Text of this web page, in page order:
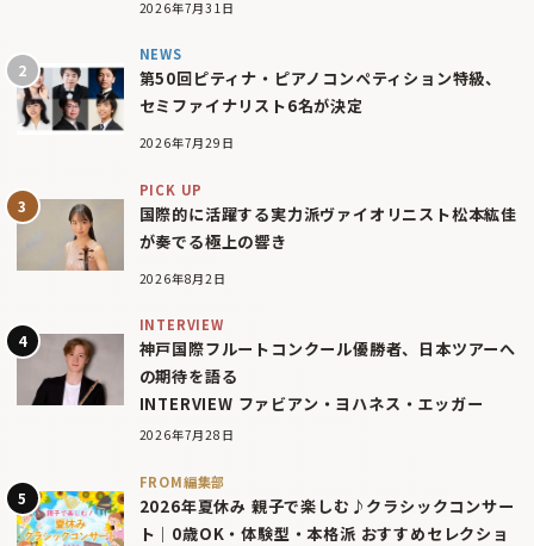
2026年7月31日
NEWS
第50回ピティナ・ピアノコンペティション特級、
セミファイナリスト6名が決定
2026年7月29日
PICK UP
国際的に活躍する実力派ヴァイオリニスト松本紘佳
が奏でる極上の響き
2026年8月2日
INTERVIEW
神戸国際フルートコンクール優勝者、日本ツアーへ
の期待を語る
INTERVIEW ファビアン・ヨハネス・エッガー
2026年7月28日
FROM編集部
2026年夏休み 親子で楽しむ♪クラシックコンサー
ト｜0歳OK・体験型・本格派 おすすめセレクショ